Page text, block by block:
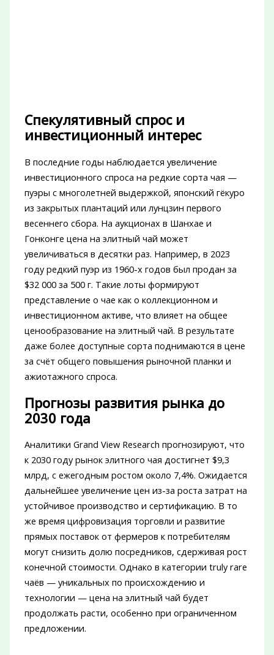
Спекулятивный спрос и
инвестиционный интерес
В последние годы наблюдается увеличение
инвестиционного спроса на редкие сорта чая —
пуэры с многолетней выдержкой, японский гёкуро
из закрытых плантаций или лунцзин первого
весеннего сбора. На аукционах в Шанхае и
Гонконге цена на элитный чай может
увеличиваться в десятки раз. Например, в 2023
году редкий пуэр из 1960-х годов был продан за
$32 000 за 500 г. Такие лоты формируют
представление о чае как о коллекционном и
инвестиционном активе, что влияет на общее
ценообразование на элитный чай. В результате
даже более доступные сорта поднимаются в цене
за счёт общего повышения рыночной планки и
ажиотажного спроса.
Прогнозы развития рынка до
2030 года
Аналитики Grand View Research прогнозируют, что
к 2030 году рынок элитного чая достигнет $9,3
млрд, с ежегодным ростом около 7,4%. Ожидается
дальнейшее увеличение цен из-за роста затрат на
устойчивое производство и сертификацию. В то
же время цифровизация торговли и развитие
прямых поставок от фермеров к потребителям
могут снизить долю посредников, сдерживая рост
конечной стоимости. Однако в категории truly rare
чаёв — уникальных по происхождению и
технологии — цена на элитный чай будет
продолжать расти, особенно при ограниченном
предложении.